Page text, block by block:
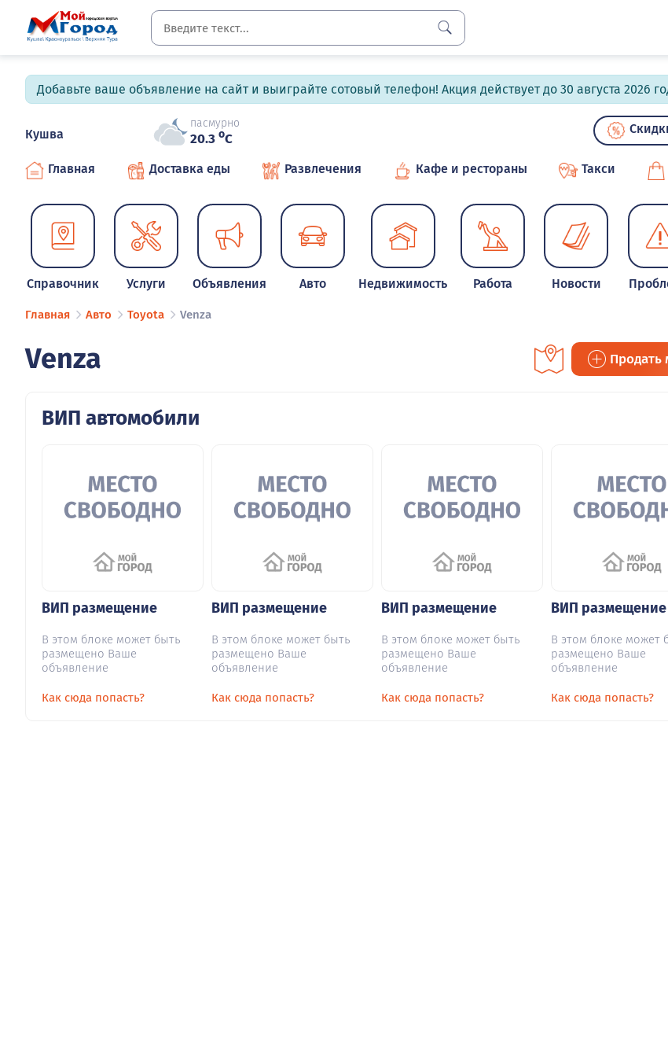
Добавьте ваше объявление на сайт и выиграйте сотовый телефон! Акция действует до 30 августа 2026
Кушва
пасмурно
20.3 oC
Главная Доставка еды Развлечения Кафе и рестораны Такси
Справочник Услуги Объявления Авто Недвижимость Работа Новости
Главная Авто Toyota Venza
Venza Продать
ВИП автомобили
ВИП размещение
В этом блоке может быть
размещено Ваше
объявление
Как сюда попасть?
ВИП размещение
В этом блоке может быть
размещено Ваше
объявление
Как сюда попасть?
ВИП размещение
В этом блоке может быть
размещено Ваше
объявление
Как сюда попасть?
ВИП размещение
В этом блоке может
размещено Ваше
объявление
Как сюда попасть?